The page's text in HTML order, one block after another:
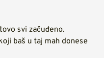
svi začuđeno.
baš u taj mah donese